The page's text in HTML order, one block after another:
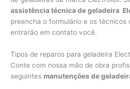
assistência técnica de geladeira
preencha o formulário e os técnicos
entrarão em contato você.
Tipos de reparos para geladeira
Conte com nossa mão de obra
seguintes manutenções de